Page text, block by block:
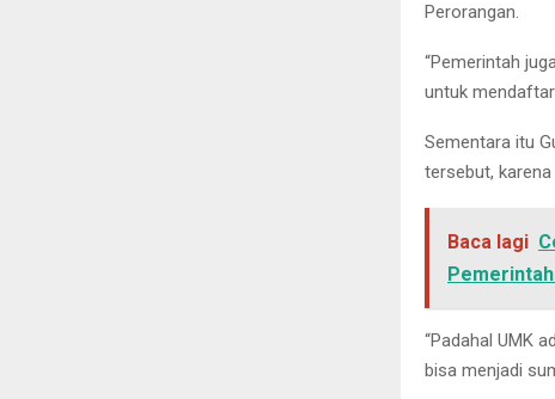
Perorangan.
“Pemerintah
untuk
Sementara itu
tersebut,
Baca lagi
“Padahal UMK
bisa menjadi